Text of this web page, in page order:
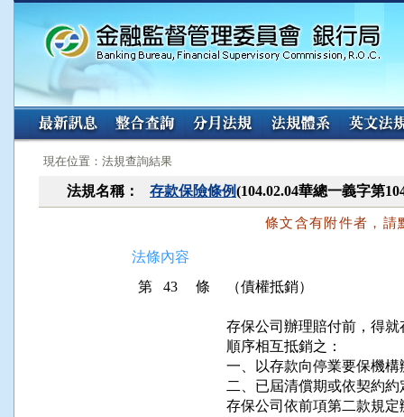
:::
現在位置：法規查詢結果
法規名稱： 存款保險條例(104.02.04華總一義字第
條文含有附件者，請
法條內容
第 43 條
（債權抵銷）
存保公司辦理賠付前，得
順序相互抵銷之：
一、以存款向停業要保機
二、已屆清償期或依契約
存保公司依前項第二款規